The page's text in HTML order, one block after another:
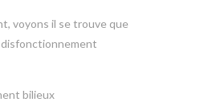
voyons il se trouve que
bilieux